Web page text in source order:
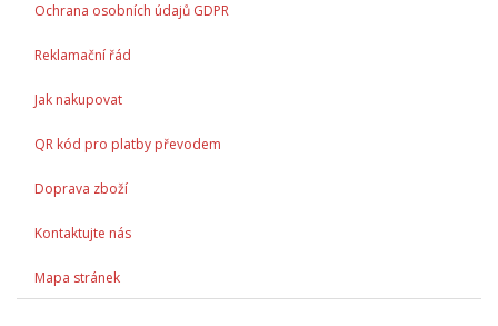
Ochrana osobních údajů GDPR
Reklamační řád
Jak nakupovat
QR kód pro platby převodem
Doprava zboží
Kontaktujte nás
Mapa stránek